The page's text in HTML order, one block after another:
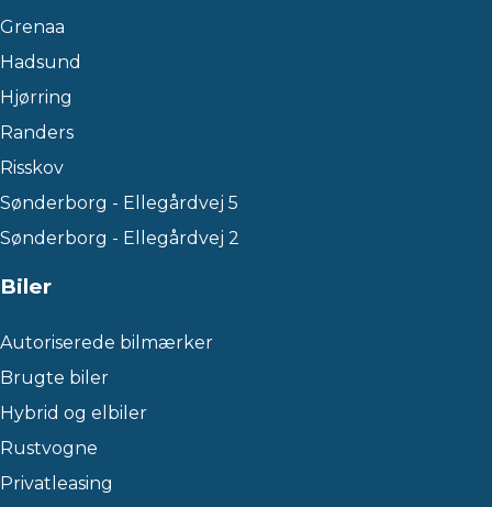
Grenaa
Hadsund
Hjørring
Randers
Risskov
Sønderborg - Ellegårdvej 5
Sønderborg - Ellegårdvej 2
Biler
Autoriserede bilmærker
Brugte biler
Hybrid og elbiler
Rustvogne
Privatleasing